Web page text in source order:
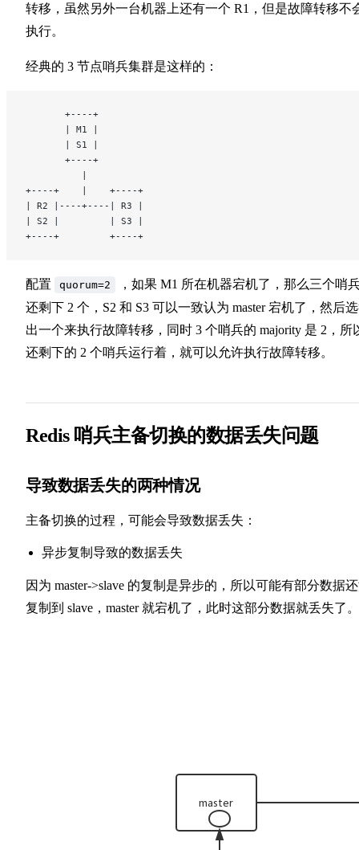
转移，虽然另外一台机器上还有一个 R1，但是故障转移不
执行。
经典的 3 节点哨兵集群是这样的：
       +----+
       | M1 |
       | S1 |
       +----+
          |
+----+    |    +----+
| R2 |----+----| R3 |
| S2 |         | S3 |
+----+         +----+
配置 quorum=2
，如果 M1 所在机器宕机了，那么三个哨
还剩下 2 个，S2 和 S3 可以一致认为 master 宕机了，然后
出一个来执行故障转移，同时 3 个哨兵的 majority 是 2，所
还剩下的 2 个哨兵运行着，就可以允许执行故障转移。
Redis 哨兵主备切换的数据丢失问题
导致数据丢失的两种情况
主备切换的过程，可能会导致数据丢失：
异步复制导致的数据丢失
因为 master->slave 的复制是异步的，所以可能有部分数据
复制到 slave，master 就宕机了，此时这部分数据就丢失了。